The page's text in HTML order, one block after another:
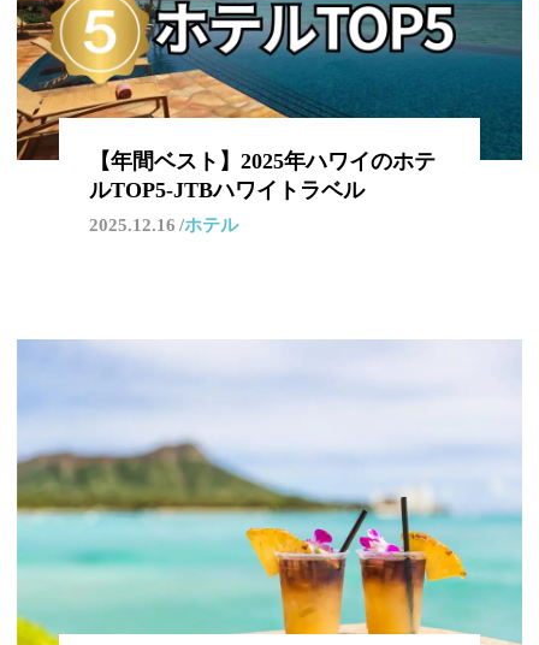
【年間ベスト】2025年ハワイのホテ
ルTOP5-JTBハワイトラベル
2025.12.16 ホテル